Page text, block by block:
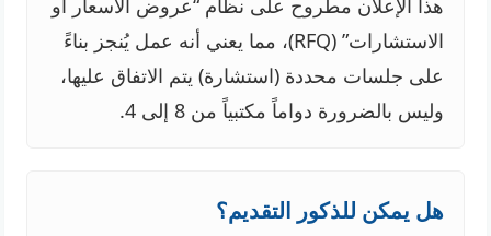
هذا الإعلان مطروح على نظام “عروض الأسعار أو
الاستشارات” (RFQ)، مما يعني أنه عمل يُنجز بناءً
على جلسات محددة (استشارة) يتم الاتفاق عليها،
وليس بالضرورة دواماً مكتبياً من 8 إلى 4.
هل يمكن للذكور التقديم؟